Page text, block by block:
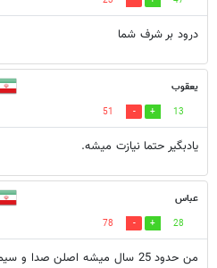
درود بر شرف شما
یعقوب
13
51
یادبگیر حتما نیازت میشه.
عباس
28
78
من حدود 25 سال میشه اصلن